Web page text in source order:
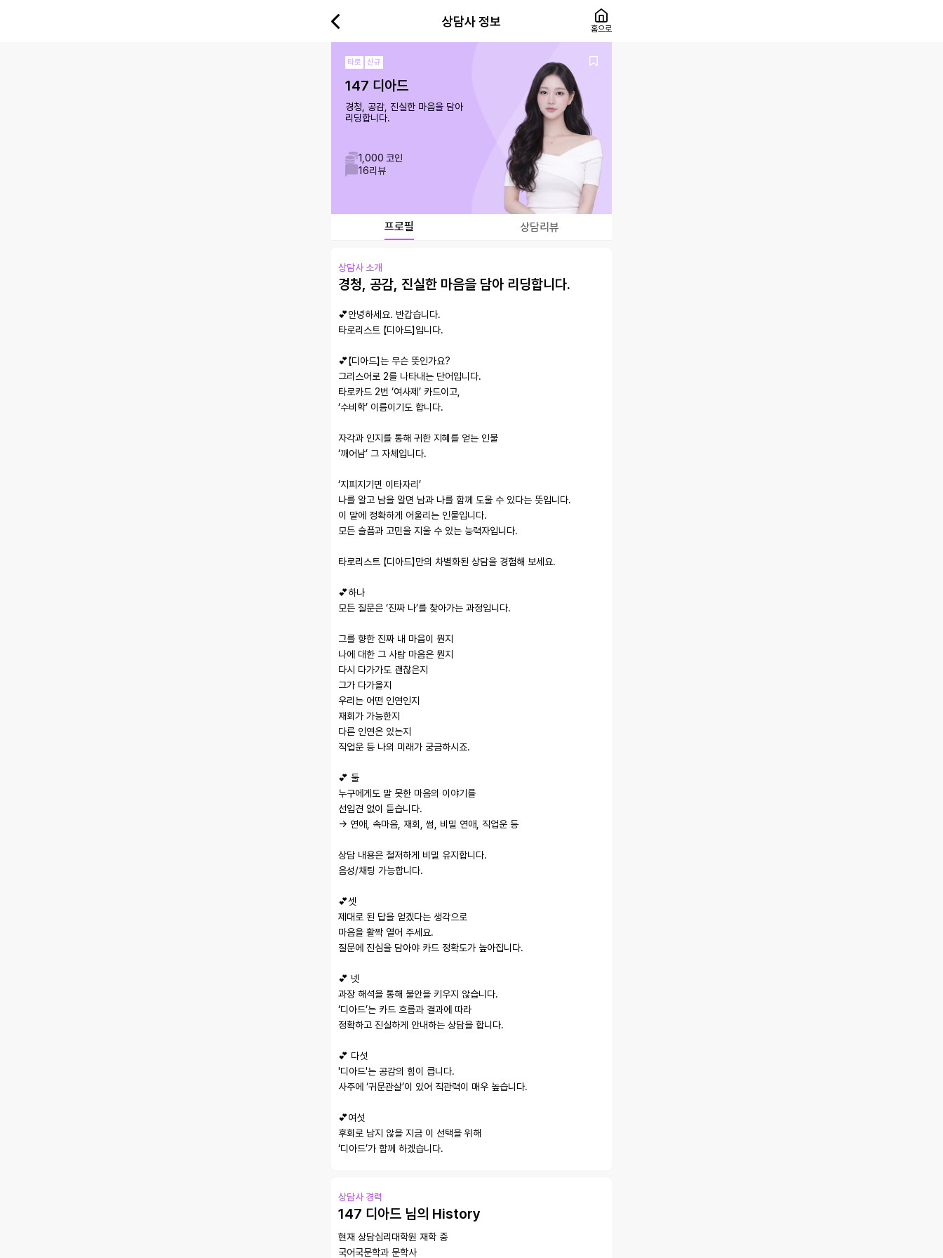
상담사 정보
홈으로
타로 신규
147 디아드
경청, 공감, 진실한 마음을 담아
리딩합니다.
1,000 코인
16리뷰
프로필 상담리뷰
상담사 소개
경청, 공감, 진실한 마음을 담아 리딩합니다.
💕안녕하세요. 반갑습니다.
타로리스트 【디아드】입니다.
💕【디아드】는 무슨 뜻인가요?
그리스어로 2를 나타내는 단어입니다.
타로카드 2번 ‘여사제’ 카드이고,
‘수비학’ 이름이기도 합니다.
자각과 인지를 통해 귀한 지혜를 얻는 인물
‘깨어남’ 그 자체입니다.
‘지피지기면 이타자리’
나를 알고 남을 알면 남과 나를 함께 도울 수 있다는 뜻입니다.
이 말에 정확하게 어울리는 인물입니다.
모든 슬픔과 고민을 지울 수 있는 능력자입니다.
타로리스트 【디아드】만의 차별화된 상담을 경험해 보세요.
💕하나
모든 질문은 ‘진짜 나’를 찾아가는 과정입니다.
그를 향한 진짜 내 마음이 뭔지
나에 대한 그 사람 마음은 뭔지
다시 다가가도 괜찮은지
그가 다가올지
우리는 어떤 인연인지
재회가 가능한지
다른 인연은 있는지
직업운 등 나의 미래가 궁금하시죠.
💕 둘
누구에게도 말 못한 마음의 이야기를
선입견 없이 듣습니다.
→ 연애, 속마음, 재회, 썸, 비밀 연애, 직업운 등
상담 내용은 철저하게 비밀 유지합니다.
음성/채팅 가능합니다.
💕셋
제대로 된 답을 얻겠다는 생각으로
마음을 활짝 열어 주세요.
질문에 진심을 담아야 카드 정확도가 높아집니다.
💕 넷
과장 해석을 통해 불안을 키우지 않습니다.
‘디아드’는 카드 흐름과 결과에 따라
정확하고 진실하게 안내하는 상담을 합니다.
💕 다섯
'디아드'는 공감의 힘이 큽니다.
사주에 ‘귀문관살’이 있어 직관력이 매우 높습니다.
💕여섯
후회로 남지 않을 지금 이 선택을 위해
‘디아드’가 함께 하겠습니다.
상담사 경력
147 디아드 님의 History
현재 상담심리대학원 재학 중
국어국문학과 문학사